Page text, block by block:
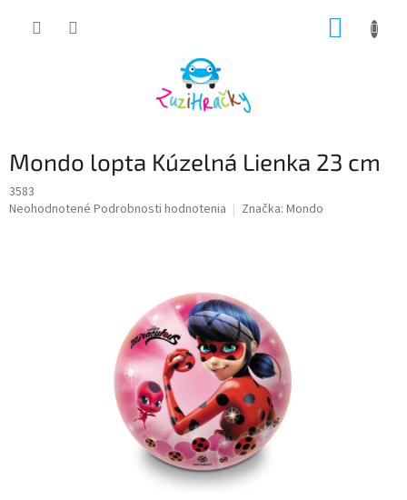
Mondo lopta Kúzelná Lienka 23 cm
3583
Priemerné
Neohodnotené Podrobnosti hodnotenia Značka: Mondo